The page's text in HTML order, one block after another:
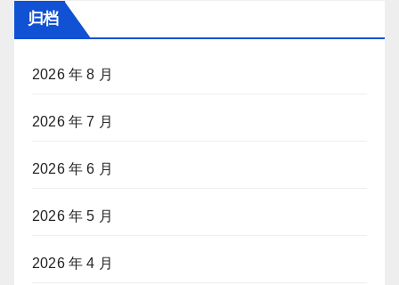
归档
2026 年 8 月
2026 年 7 月
2026 年 6 月
2026 年 5 月
2026 年 4 月